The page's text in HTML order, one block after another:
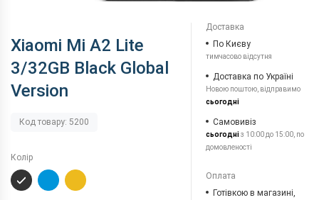
Xiaomi Mi A2 Lite
3/32GB Black Global
Version
Код товару: 5200
Колір
Доставка
По Києву
тимчасово відсутня
Доставка по Україні
Новою поштою, відправимо
сьогодні
Самовивіз
сьогодніз 10:00 до 15:00, по
домовленості
Оплата
Готівкою в магазині,